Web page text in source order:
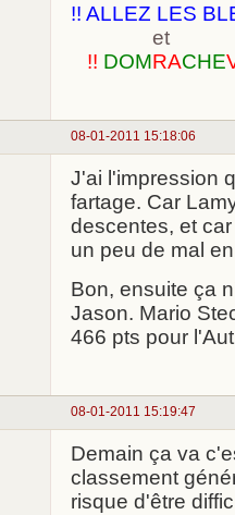
!! ALLEZ LES
et
!! DOMRACHE
08-01-2011 15:18:06
J'ai l'impression
fartage. Car
descentes, et
un peu de mal
Bon, ensuite ça
Jason. Mario
466 pts pour
08-01-2011 15:19:47
Demain ça va
classement
risque d'être